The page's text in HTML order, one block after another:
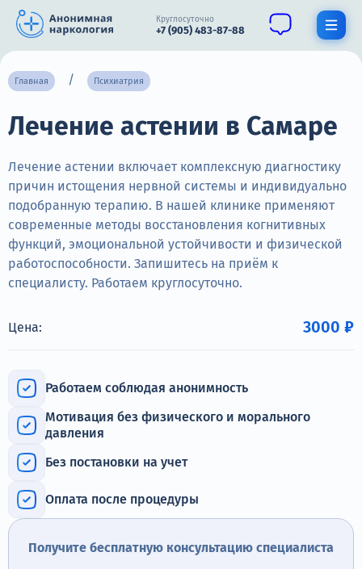
Круглосуточно
+7 (905) 483-87-88
О нас
Алкоголизм
Нарколог
Стационар
Цены
Круглосуточно, анонимно
+7 (905) 483-87-88
Адрес call-центра
Самара, Некрасовская улица, 74
Главная Психиатрия
Лечение астении в Самаре
Лечение астении включает комплексную диагностику
причин истощения нервной системы и индивидуально
подобранную терапию. В нашей клинике применяют
современные методы восстановления когнитивных
функций, эмоциональной устойчивости и физической
работоспособности. Запишитесь на приём к
специалисту. Работаем круглосуточно.
Цена: 3000 ₽
Работаем соблюдая анонимность
Мотивация без физического и морального
давления
Без постановки на учет
Оплата после процедуры
Получите бесплатную консультацию специалиста